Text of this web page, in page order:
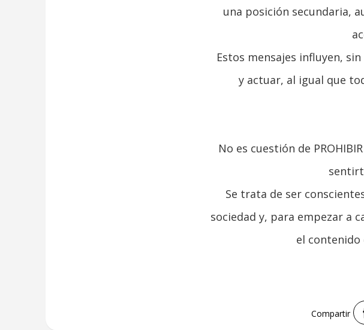
una posición secundaria,
Estos mensajes influyen,
y actuar, al igual que
No es cuestión de
Se trata de ser
sociedad y, para empezar a
el contenido
Compartir